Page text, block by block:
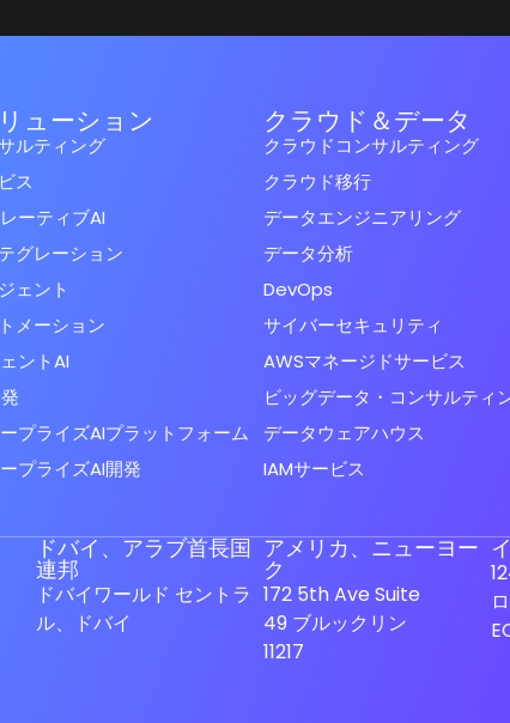
ューション
ルティング
ス
ーティブAI
グレーション
ェント
メーション
ントAI
プライズAIプラットフォーム
プライズAI開発
クラウド＆データ
クラウドコンサルティング
クラウド移行
データエンジニアリング
データ分析
DevOps
サイバーセキュリティ
AWSマネージドサービス
ビッグデータ・コンサルティ
データウェアハウス
IAMサービス
ドバイ、アラブ首長国
連邦
ドバイワールド セントラ
ル、ドバイ
アメリカ、ニューヨー
ク
172 5th Ave Suite
49 ブルックリン
11217